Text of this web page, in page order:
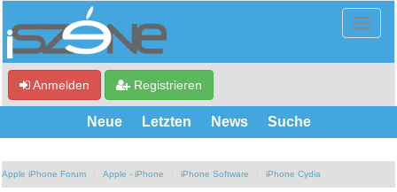
Anmelden Registrieren
Neue Letzten News Suche
Apple iPhone Forum Apple - iPhone iPhone Software iPhone Cydia